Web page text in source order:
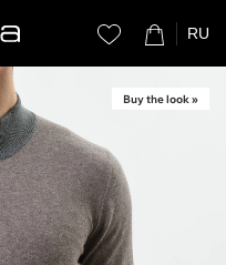
RU
Buy the look »